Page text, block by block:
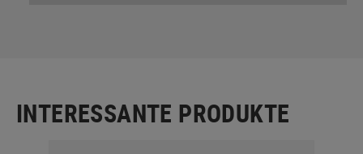
INTERESSANTE PRODUKTE